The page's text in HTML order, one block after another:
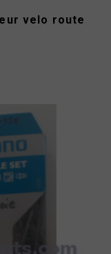
velo route